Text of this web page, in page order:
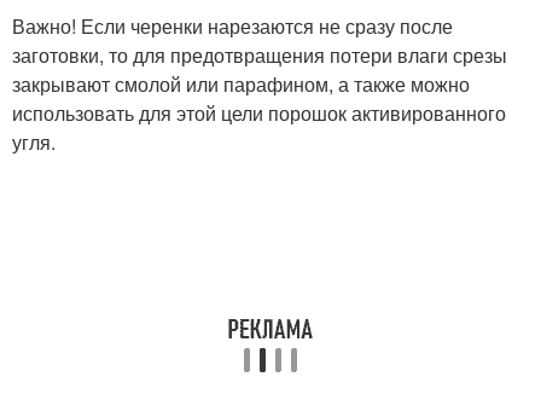
Важно! Если черенки нарезаются не сразу после
заготовки, то для предотвращения потери влаги срезы
закрывают смолой или парафином, а также можно
использовать для этой цели порошок активированного
угля.